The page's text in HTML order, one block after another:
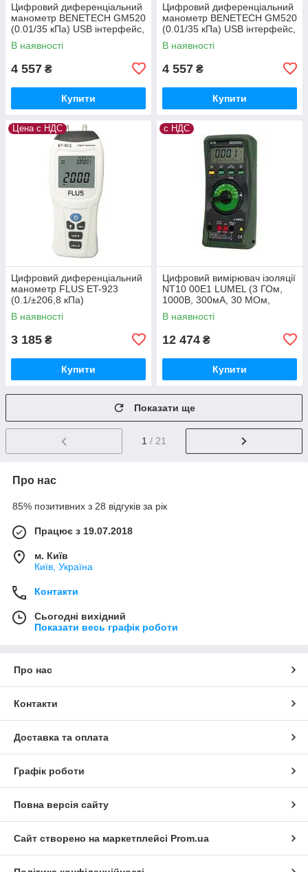
Цифровий диференціальний
манометр BENETECH GM520
(0.01/35 кПа) USB інтерфейс,
максимальний тиск до 150 кП
В наявності
4 557 ₴
Купити
Цифровий диференціальний
манометр BENETECH GM520
(0.01/35 кПа) USB інтерфейс,
максимальний тиск
В наявності
4 557 ₴
Купити
Цена с НДС
Цифровий диференціальний
манометр FLUS ET-923
(0.1/±206,8 кПа)
В наявності
3 185 ₴
Купити
с НДС
Цифровий вимірювач ізоляції
NT10 00E1 LUMEL (3 ГОм,
1000В, 300мА, 30 МОм,
30мкФ, 100кГц) Польща з
ПДВ
В наявності
12 474 ₴
Купити
Показати ще
1 / 21
Про нас
85% позитивних з 28 відгуків за рік
Працює з 19.07.2018
м. Київ
Київ, Україна
Контакти
Сьогодні вихідний
Показати весь графік роботи
Про нас
Контакти
Доставка та оплата
Графік роботи
Повна версія сайту
Сайт створено на маркетплейсі Prom.ua